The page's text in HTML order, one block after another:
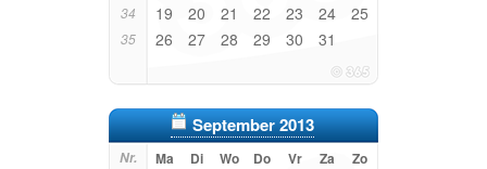
34 19 20 21 22 23 24 25
35 26 27 28 29 30 31
September 2013
Nr. Ma Di Wo Do Vr Za Zo